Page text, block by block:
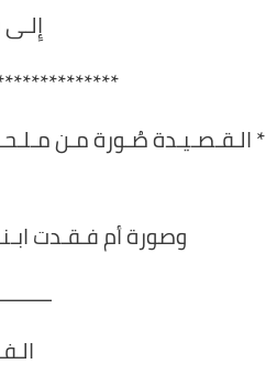
* الـقـصـيـدة صُـورة مـن
وصورة أم فـقـدت